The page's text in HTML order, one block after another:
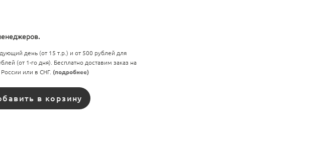
день (от 15 т.р.) и от 500 рублей для
(от 1-го дня). Бесплатно доставим заказ на
или в СНГ. (подробнее)
в корзину